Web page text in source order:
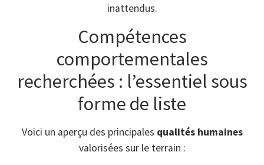
inattendus.
Compétences
comportementales
recherchées : l’essentiel sous
forme de liste
Voici un aperçu des principales qualités humaines
valorisées sur le terrain :